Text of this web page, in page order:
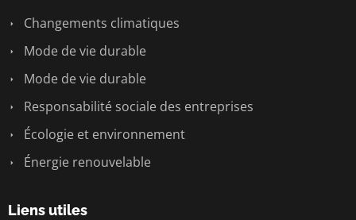
Changements climatiques
Mode de vie durable
Mode de vie durable
Responsabilité sociale des entreprises
Écologie et environnement
Énergie renouvelable
Liens utiles